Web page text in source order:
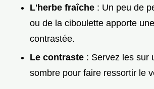
L'herbe fraîche : Un peu de
ou de la ciboulette apporte
contrastée.
Le contraste : Servez les sur
sombre pour faire ressortir le